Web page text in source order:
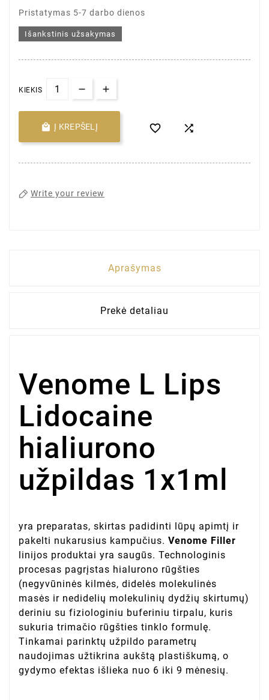
Pristatymas 5-7 darbo dienos
Išankstinis užsakymas
KIEKIS
 Į KREPŠELĮ  
Write your review
Aprašymas
Prekė detaliau
Venome L Lips
Lidocaine
hialiurono
užpildas 1x1ml
yra preparatas, skirtas padidinti lūpų apimtį ir
pakelti nukarusius kampučius. Venome Filler
linijos produktai yra saugūs. Technologinis
procesas pagrįstas hialurono rūgšties
(negyvūninės kilmės, didelės molekulinės
masės ir nedidelių molekulinių dydžių skirtumų)
deriniu su fiziologiniu buferiniu tirpalu, kuris
sukuria trimačio rūgšties tinklo formulę.
Tinkamai parinktų užpildo parametrų
naudojimas užtikrina aukštą plastiškumą, o
gydymo efektas išlieka nuo 6 iki 9 mėnesių.